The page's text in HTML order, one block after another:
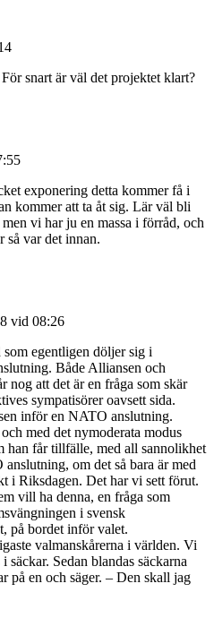
snart är väl det projektet klart?
exponering detta kommer få i
kommer att ta åt sig. Lär väl bli
vi har ju en massa i förråd, och
så var det innan.
vid 08:26
egentligen döljer sig i
Både Alliansen och
nog att det är en fråga som skär
sympatisörer oavsett sida.
inför en NATO anslutning.
med det nymoderata modus
han får tillfälle, med all sannolikhet
om det så bara är med
i Riksdagen. Det har vi sett förut.
vill ha denna, en fråga som
i svensk
på bordet inför valet.
valmanskårerna i världen. Vi
säckar. Sedan blandas säckarna
på en och säger. – Den skall jag